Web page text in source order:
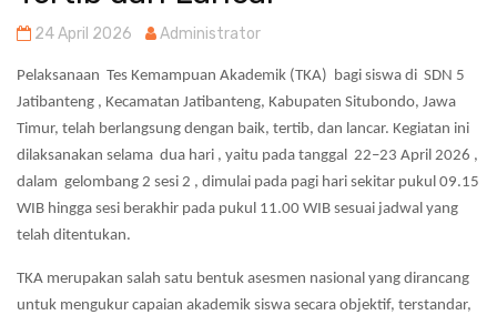
24 April 2026 Administrator
Pelaksanaan Tes Kemampuan Akademik (TKA) bagi siswa di SDN 5
Jatibanteng , Kecamatan Jatibanteng, Kabupaten Situbondo, Jawa
Timur, telah berlangsung dengan baik, tertib, dan lancar. Kegiatan ini
dilaksanakan selama dua hari , yaitu pada tanggal 22–23 April 2026 ,
dalam gelombang 2 sesi 2 , dimulai pada pagi hari sekitar pukul 09.15
WIB hingga sesi berakhir pada pukul 11.00 WIB sesuai jadwal yang
telah ditentukan.
TKA merupakan salah satu bentuk asesmen nasional yang dirancang
untuk mengukur capaian akademik siswa secara objektif, terstandar,